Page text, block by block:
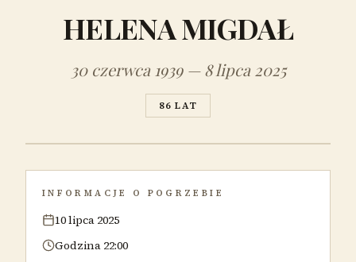
HELENA MIGDAŁ
30 czerwca 1939 — 8 lipca 2025
86 LAT
INFORMACJE O POGRZEBIE
10 lipca 2025
Godzina 22:00